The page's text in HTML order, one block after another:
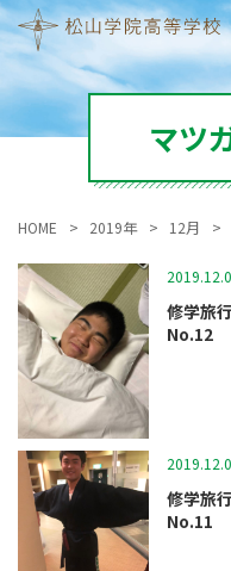
マツ
HOME 2019年 12月
修学
No.12
修学
No.11